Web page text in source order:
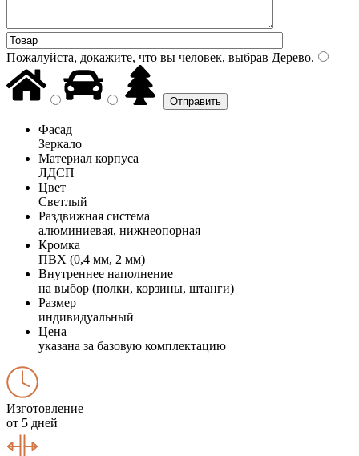
Пожалуйста, докажите, что вы человек, выбрав Дерево.
Фасад
Зеркало
Материал корпуса
ЛДСП
Цвет
Светлый
Раздвижная система
алюминиевая, нижнеопорная
Кромка
ПВХ (0,4 мм, 2 мм)
Внутреннее наполнение
на выбор (полки, корзины, штанги)
Размер
индивидуальный
Цена
указана за базовую комплектацию
Изготовление
от 5 дней